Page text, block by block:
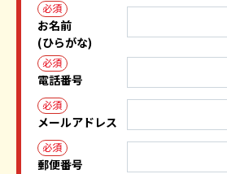
必須
お名前
(ひらがな)
必須
電話番号
必須
メールアドレス
必須
郵便番号